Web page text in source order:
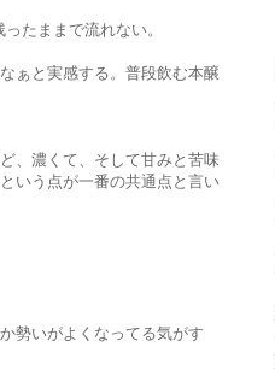
たままで流れない。
ぁと実感する。普段飲む本醸
、濃くて、そして甘みと苦味
いう点が一番の共通点と言い
勢いがよくなってる気がす